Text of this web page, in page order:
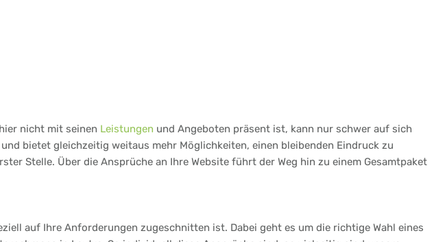
nicht mit seinen Leistungen und Angeboten präsent ist, kann nur schwer auf sich
bietet gleichzeitig weitaus mehr Möglichkeiten, einen bleibenden Eindruck zu
Stelle. Über die Ansprüche an Ihre Website führt der Weg hin zu einem Gesamtpaket
auf Ihre Anforderungen zugeschnitten ist. Dabei geht es um die richtige Wahl eines